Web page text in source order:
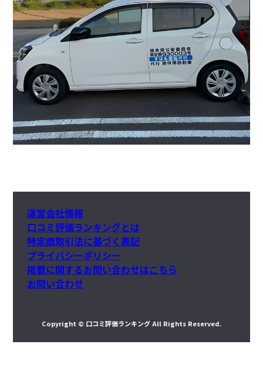
運営会社情報
口コミ評価ランキングとは
特定商取引法に基づく表記
プライバシーポリシー
掲載に関するお問い合わせはこちら
お問い合わせ
Copyright © 口コミ評価ランキング All Rights Reserved.